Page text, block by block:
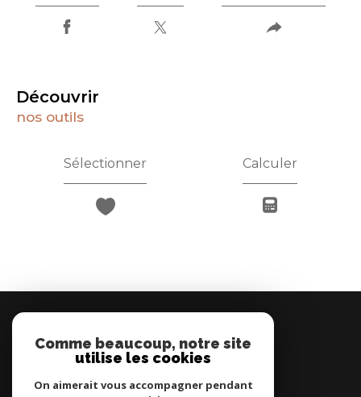
découvrir
nos outils
Sélectionner Calculer
04 67 78 04 01
contact@montcetia.com
7 Promenade Jean-Baptiste Marty
Comme beaucoup, notre site
utilise les cookies
On aimerait vous accompagner pendant